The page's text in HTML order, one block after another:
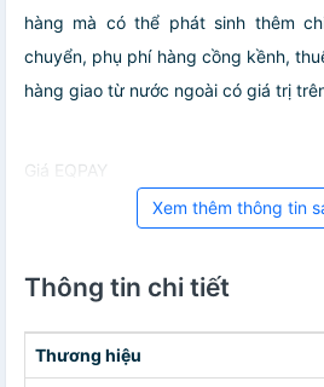
hàng mà có thể phát sinh thêm
chuyển, phụ phí hàng cồng kềnh,
hàng giao từ nước ngoài có giá trị
Giá EQPAY
Xem thêm thông tin
Thông tin chi tiết
Thương hiệu